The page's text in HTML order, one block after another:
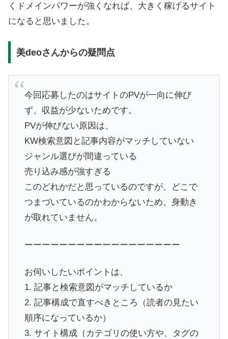
くドメインパワーが強くなれば、大きく稼げるサイト
になると思いました。
美deoさんからの疑問点
今回応募したのはサイトのPVが一向に伸び
ず、収益が少ないためです。
PVが伸びない原因は、
KW検索意図と記事内容がマッチしていない
ジャンル選びが間違っている
売り込み感が強すぎる
このどれかだと思っているのですが、どこで
つまづいているのかわからないため、身動き
が取れていません。
ーーーーーーーーーーーーーーーーーー
お伺いしたいポイントは、
1. 記事と検索意図がマッチしているか
2. 記事構成で直すべきところ（読者の見たい
順序になっているか）
3. サイト構成（カテゴリの使い方や、タグの